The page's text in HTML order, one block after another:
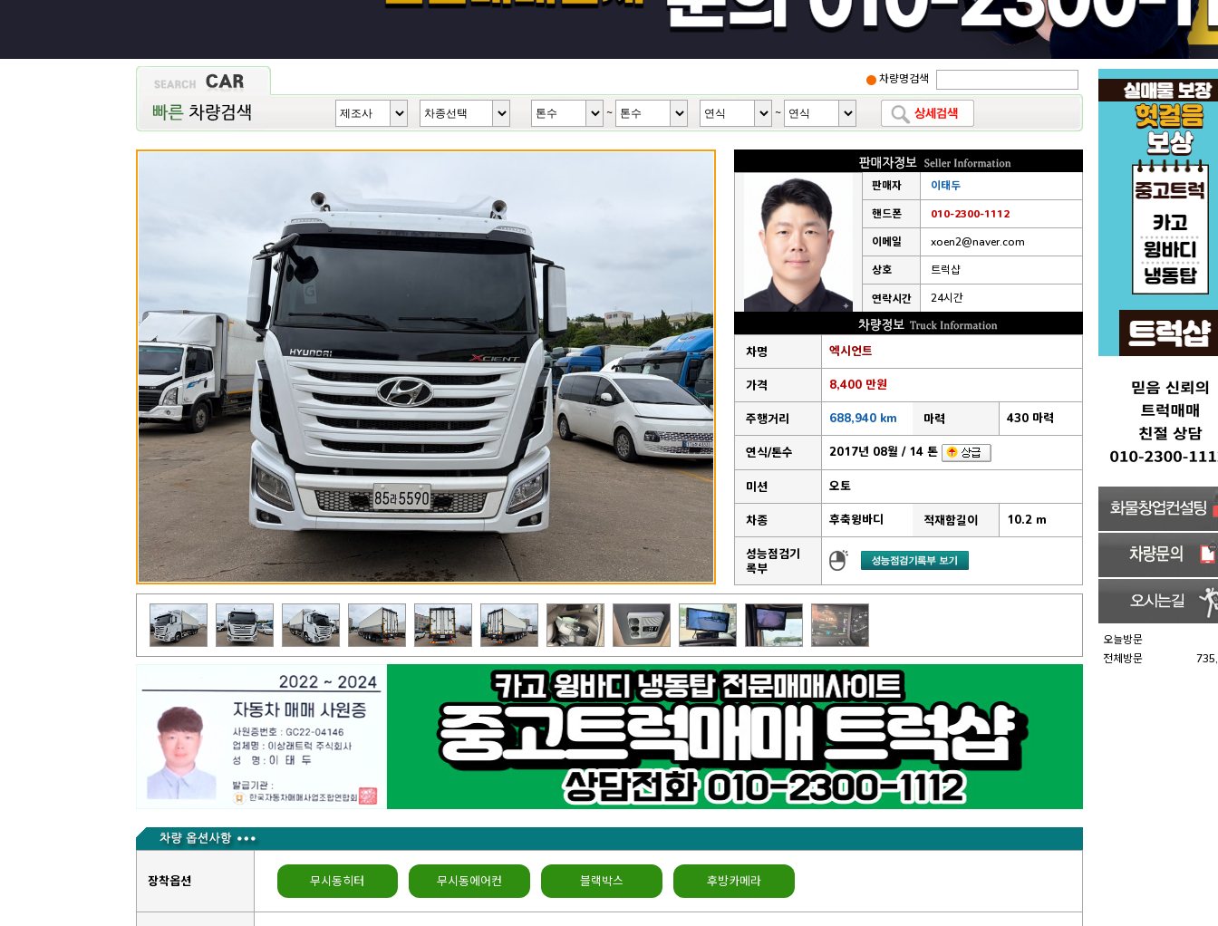
차량명검색
~ ~
오늘방문
전체방문
판매자 이태두
핸드폰 010-2300-1112
이메일 xoen2@naver.com
상호 트럭샵
연락시간 24시간
차명 엑시언트
가격 8,400 만원
주행거리 688,940 km 마력 430 마력
연식/톤수 2017년 08월 / 14 톤
미션 오토
차종 후축윙바디 적재함길이 10.2 m
성능점검기
록부
장착옵션 무시동히터 무시동에어컨 블랙박스 후방카메라